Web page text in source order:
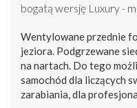
bogatą wersję Luxury -
Wentylowane przednie
jeziora. Podgrzewane
na nartach. Do tego
samochód dla liczących
zarabiania, dla